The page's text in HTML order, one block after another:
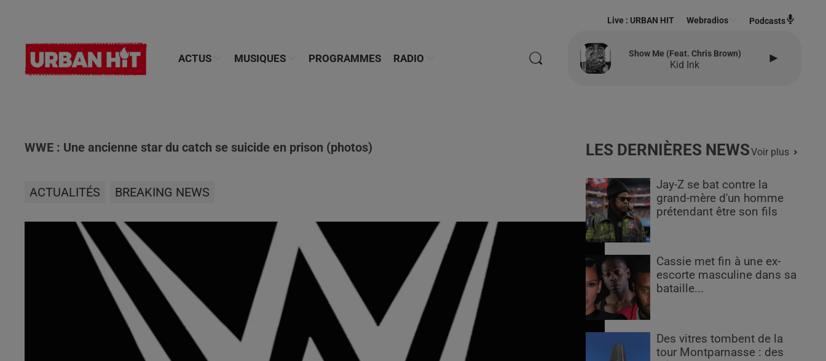
ACTUS MUSIQUES PROGRAMMES RADIO
Live : URBAN HIT Webradios Podcasts
Show Me (feat. Chris Brown)
Kid Ink
WWE : Une ancienne star du catch se suicide en prison (photos)
ACTUALITÉS BREAKING NEWS
LES DERNIÈRES NEWSVoir plus
Jay-Z se bat contre la
grand-mère d'un homme
prétendant être son fils
Cassie met fin à une ex-
escorte masculine dans sa
bataille...
Des vitres tombent de la
tour Montparnasse : des